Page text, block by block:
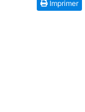
Imprimer